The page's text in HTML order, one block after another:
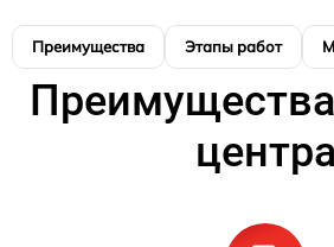
Преимущества Этапы работ
центра